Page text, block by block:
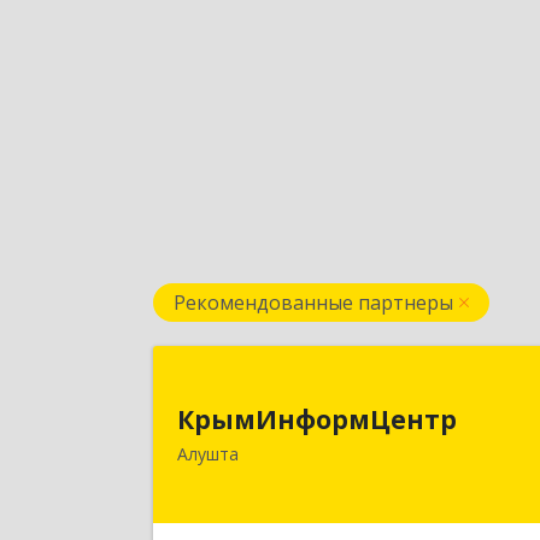
Рекомендованные партнеры
КрымИнформЦентр
Алушта
298500, Крым Респ, Алушта г,